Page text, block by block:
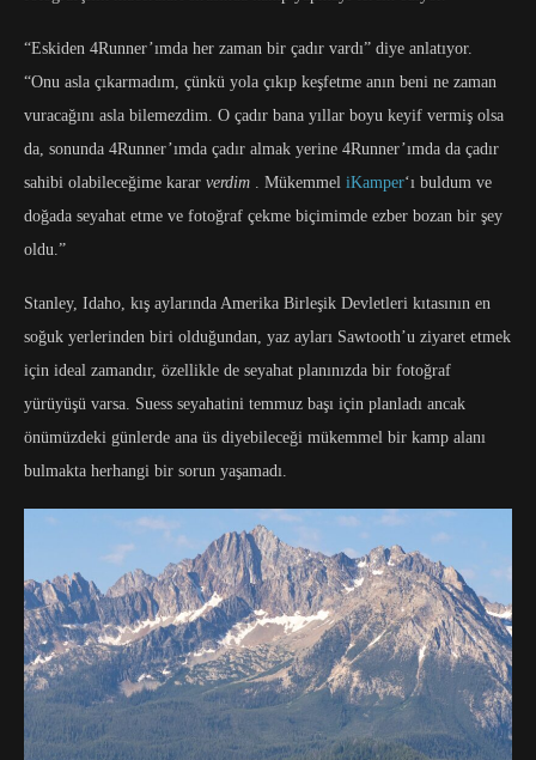
“Eskiden 4Runner’ımda her zaman bir çadır vardı” diye anlatıyor.
“Onu asla çıkarmadım, çünkü yola çıkıp keşfetme anın beni ne zaman
vuracağını asla bilemezdim. O çadır bana yıllar boyu keyif vermiş olsa
da, sonunda 4Runner’ımda çadır almak yerine 4Runner’ımda da çadır
sahibi olabileceğime karar verdim . Mükemmel iKamper‘ı buldum ve
doğada seyahat etme ve fotoğraf çekme biçimimde ezber bozan bir şey
oldu.”
Stanley, Idaho, kış aylarında Amerika Birleşik Devletleri kıtasının en
soğuk yerlerinden biri olduğundan, yaz ayları Sawtooth’u ziyaret etmek
için ideal zamandır, özellikle de seyahat planınızda bir fotoğraf
yürüyüşü varsa. Suess seyahatini temmuz başı için planladı ancak
önümüzdeki günlerde ana üs diyebileceği mükemmel bir kamp alanı
bulmakta herhangi bir sorun yaşamadı.